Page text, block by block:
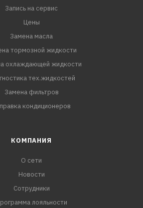
Запись на сервис
Цены
Замена масла
тормозной жидкости
охлаждающей жидкости
тех.жидкостей
Замена фильтров
кондиционеров
КОМПАНИЯ
О сети
Новости
Сотрудники
лояльности